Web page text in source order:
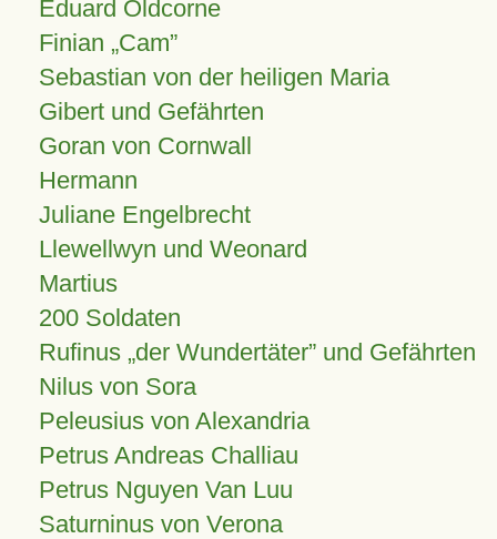
Eduard Oldcorne
Finian Cam
Sebastian von der heiligen Maria
Gibert und Gefährten
Goran von Cornwall
Hermann
Juliane Engelbrecht
Llewellwyn und Weonard
Martius
200 Soldaten
Rufinus „der Wundertäter” und Gefährten
Nilus von Sora
Peleusius von Alexandria
Petrus Andreas Challiau
Petrus Nguyen Van Luu
Saturninus von Verona